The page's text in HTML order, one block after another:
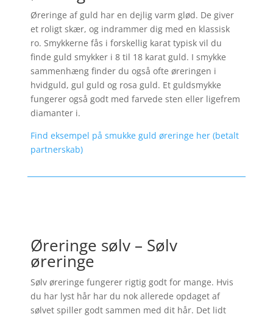
Øreringe af guld har en dejlig varm glød. De giver
et roligt skær, og indrammer dig med en klassisk
ro. Smykkerne fås i forskellig karat typisk vil du
finde guld smykker i 8 til 18 karat guld. I smykke
sammenhæng finder du også ofte øreringen i
hvidguld, gul guld og rosa guld. Et guldsmykke
fungerer også godt med farvede sten eller ligefrem
diamanter i.
Find eksempel på smukke guld øreringe her (betalt
partnerskab)
Øreringe sølv – Sølv
øreringe
Sølv øreringe fungerer rigtig godt for mange. Hvis
du har lyst hår har du nok allerede opdaget af
sølvet spiller godt sammen med dit hår. Det lidt